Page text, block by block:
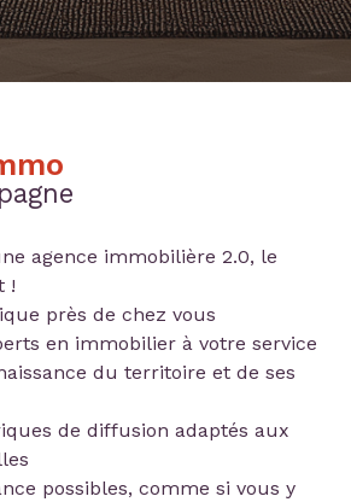
agence immobilière 2.0, le
!
près de chez vous
en immobilier à votre service
du territoire et de ses
de diffusion adaptés aux
possibles, comme si vous y